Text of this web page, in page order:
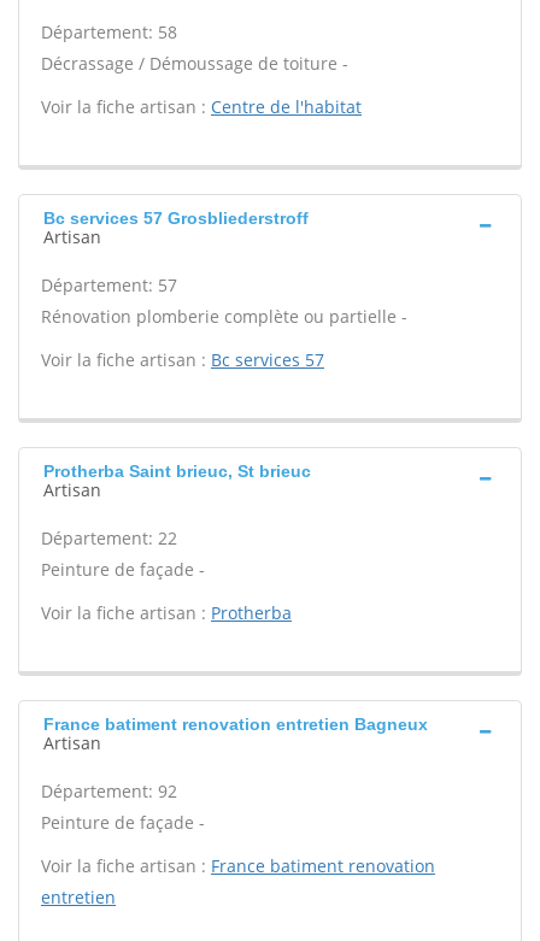
Département: 58
Décrassage / Démoussage de toiture -
Voir la fiche artisan : Centre de l'habitat
Bc services 57 Grosbliederstroff
Artisan
Département: 57
Rénovation plomberie complète ou partielle -
Voir la fiche artisan : Bc services 57
Protherba Saint brieuc, St brieuc
Artisan
Département: 22
Peinture de façade -
Voir la fiche artisan : Protherba
France batiment renovation entretien Bagneux
Artisan
Département: 92
Peinture de façade -
Voir la fiche artisan : France batiment renovation
entretien